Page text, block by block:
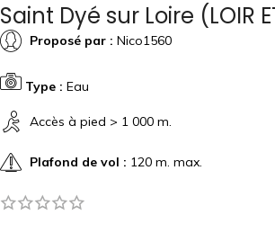
Saint Dyé sur Loire (LOIR
Proposé par : Nico1560
Type : Eau
Accès à pied > 1 000 m.
Plafond de vol : 120 m. max.